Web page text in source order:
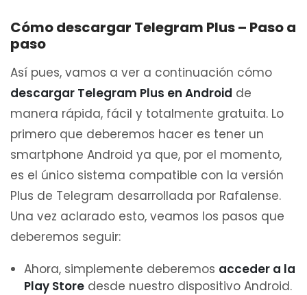
Cómo descargar Telegram Plus – Paso a
paso
Así pues, vamos a ver a continuación cómo
descargar Telegram Plus en Android de
manera rápida, fácil y totalmente gratuita. Lo
primero que deberemos hacer es tener un
smartphone Android ya que, por el momento,
es el único sistema compatible con la versión
Plus de Telegram desarrollada por Rafalense.
Una vez aclarado esto, veamos los pasos que
deberemos seguir:
Ahora, simplemente deberemos acceder a la
Play Store desde nuestro dispositivo Android.